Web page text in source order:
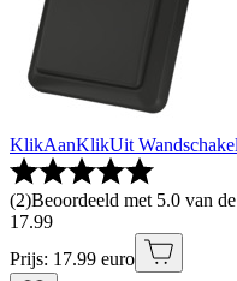
KlikAanKlikUit
(2)Beoordeeld met 5.0 van
17.99
Prijs: 17.99 euro